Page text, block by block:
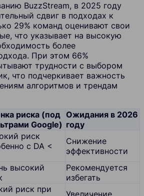
BuzzStream, в 2025 году
сдвиг в подходах к
29% команд оценивают свои
что указывает на высокую
более
При этом 66%
трудности с выбором
что подчеркивает важность
алгоритмов и трендам
риска (под
Google)
Ожидания в 2026
году
риск
с DA <
Снижение
эффективности
высокий
Рекомендуется
избегать
риск при